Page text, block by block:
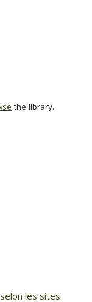
the library.
les sites